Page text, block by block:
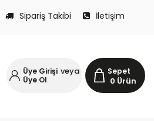
Sipariş Takibi İletişim
Sepet
0 Ürün
Üye Girişi veya
Üye Ol